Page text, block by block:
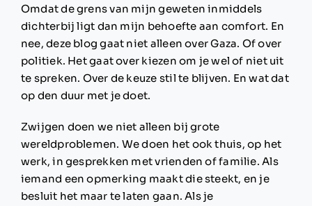
Omdat de grens van mijn geweten inmiddels
dichterbij ligt dan mijn behoefte aan comfort. En
nee, deze blog gaat niet alleen over Gaza. Of over
politiek. Het gaat over kiezen om je wel of niet uit
te spreken. Over de keuze stil te blijven. En wat dat
op den duur met je doet.
Zwijgen doen we niet alleen bij grote
wereldproblemen. We doen het ook thuis, op het
werk, in gesprekken met vrienden of familie. Als
iemand een opmerking maakt die steekt, en je
besluit het maar te laten gaan. Als je